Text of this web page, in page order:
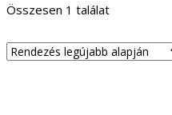
Összesen 1 találat